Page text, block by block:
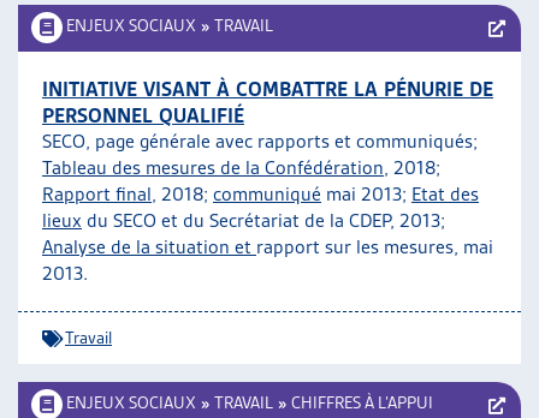
ENJEUX SOCIAUX » TRAVAIL
INITIATIVE VISANT À COMBATTRE LA PÉNURIE DE
PERSONNEL QUALIFIÉ
SECO, page générale avec rapports et communiqués;
Tableau des mesures de la Confédération, 2018;
Rapport final, 2018; communiqué mai 2013; Etat des
lieux du SECO et du Secrétariat de la CDEP, 2013;
Analyse de la situation et rapport sur les mesures, mai
2013.
Travail
ENJEUX SOCIAUX » TRAVAIL » CHIFFRES À L’APPUI